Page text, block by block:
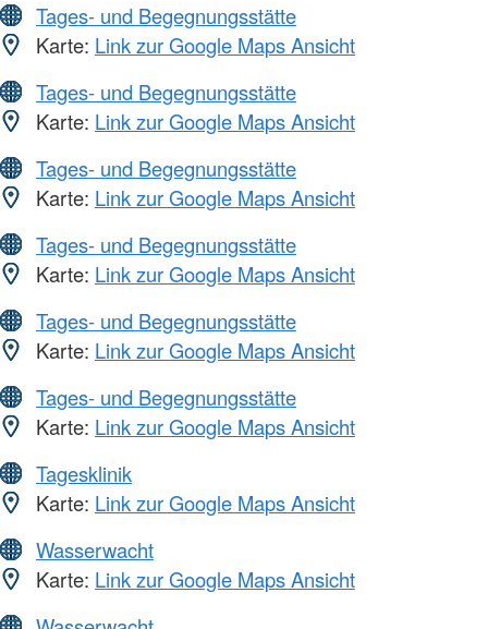
Tages- und Begegnungsstätte
Karte: Link zur Google Maps Ansicht
Tages- und Begegnungsstätte
Karte: Link zur Google Maps Ansicht
Tages- und Begegnungsstätte
Karte: Link zur Google Maps Ansicht
Tages- und Begegnungsstätte
Karte: Link zur Google Maps Ansicht
Tages- und Begegnungsstätte
Karte: Link zur Google Maps Ansicht
Tages- und Begegnungsstätte
Karte: Link zur Google Maps Ansicht
Tagesklinik
Karte: Link zur Google Maps Ansicht
Wasserwacht
Karte: Link zur Google Maps Ansicht